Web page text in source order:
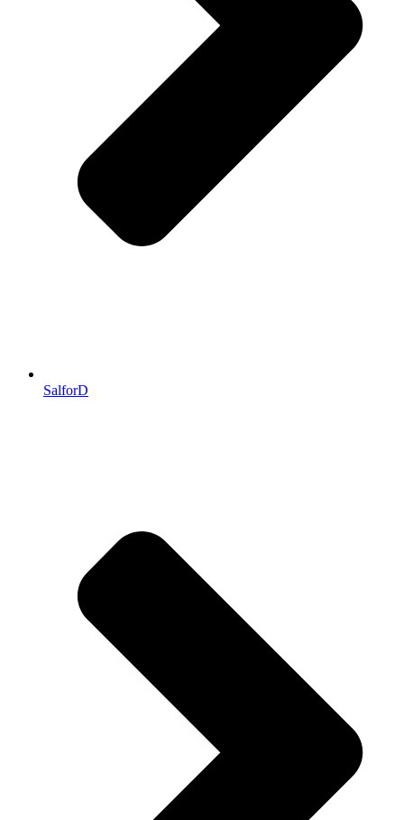
SalforD